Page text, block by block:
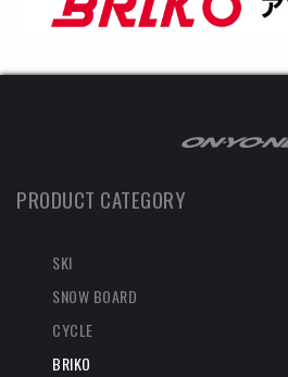
PRODUCT CATEGORY
SKI
SNOW BOARD
CYCLE
BRIKO